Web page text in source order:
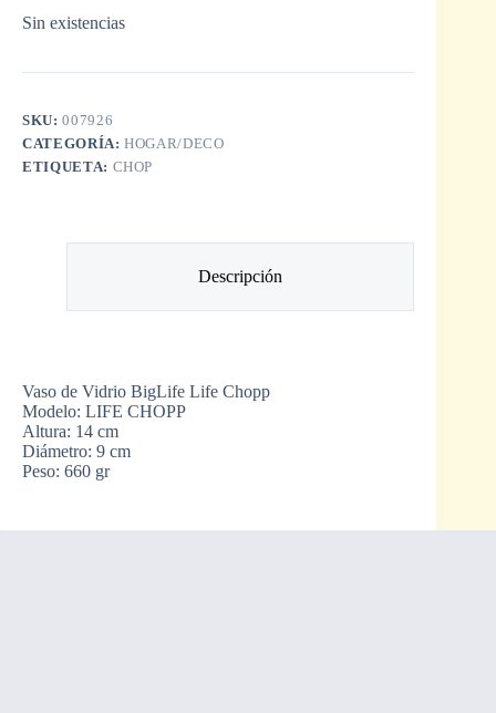
Sin existencias
SKU:007926
CATEGORÍA:HOGAR/DECO
ETIQUETA: CHOP
Descripción
Vaso de Vidrio BigLife Life Chopp
Modelo: LIFE CHOPP
Altura: 14 cm
Diámetro: 9 cm
Peso: 660 gr